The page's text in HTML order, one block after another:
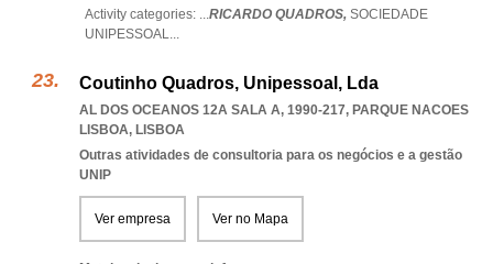
Activity categories: ...RICARDO QUADROS, SOCIEDADE
UNIPESSOAL...
Coutinho Quadros, Unipessoal, Lda
AL DOS OCEANOS 12A SALA A, 1990-217, PARQUE NACOES
LISBOA, LISBOA
Outras atividades de consultoria para os negócios e a gestão
UNIP
Ver empresa Ver no Mapa